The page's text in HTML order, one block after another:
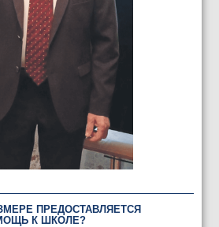
ПРЕДОСТАВЛЯЕТСЯ
К ШКОЛЕ?